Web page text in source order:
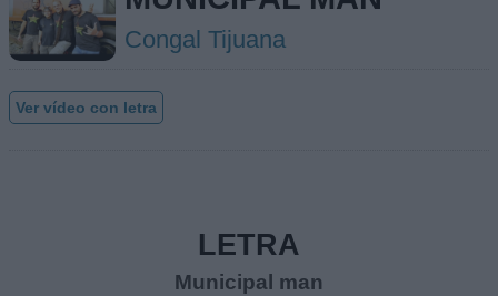
Congal Tijuana
Ver vídeo con letra
LETRA
Municipal man